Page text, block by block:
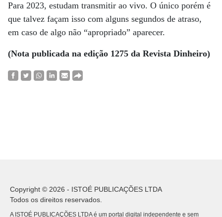
Para 2023, estudam transmitir ao vivo. O único porém é
que talvez façam isso com alguns segundos de atraso,
em caso de algo não “apropriado” aparecer.
(Nota publicada na edição 1275 da Revista Dinheiro)
Copyright © 2026 - ISTOÉ PUBLICAÇÕES LTDA
Todos os direitos reservados.
A ISTOÉ PUBLICAÇÕES LTDA é um portal digital independente e sem